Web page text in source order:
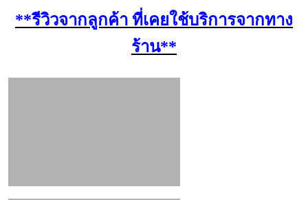
**รีวิวจากลูกค้า ที่เคยใช้บริการจากทาง
ร้าน**